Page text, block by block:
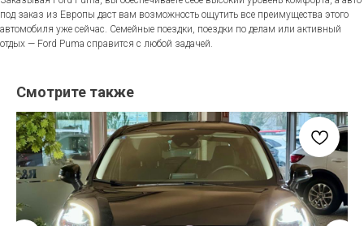
под заказ из Европы даст вам возможность ощутить все преимущества этого
автомобиля уже сейчас. Семейные поездки, поездки по делам или активный
отдых — Ford Puma справится с любой задачей.
Смотрите также